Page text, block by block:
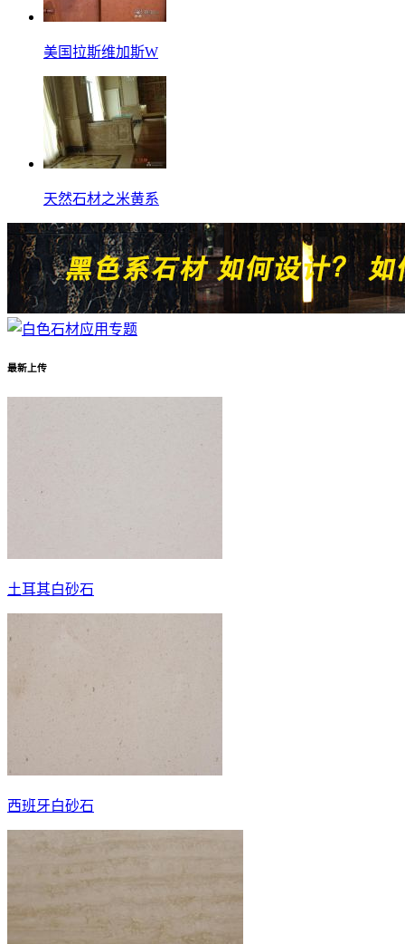
美国拉斯维加斯W
天然石材之米黄系
最新上传
土耳其白砂石
西班牙白砂石